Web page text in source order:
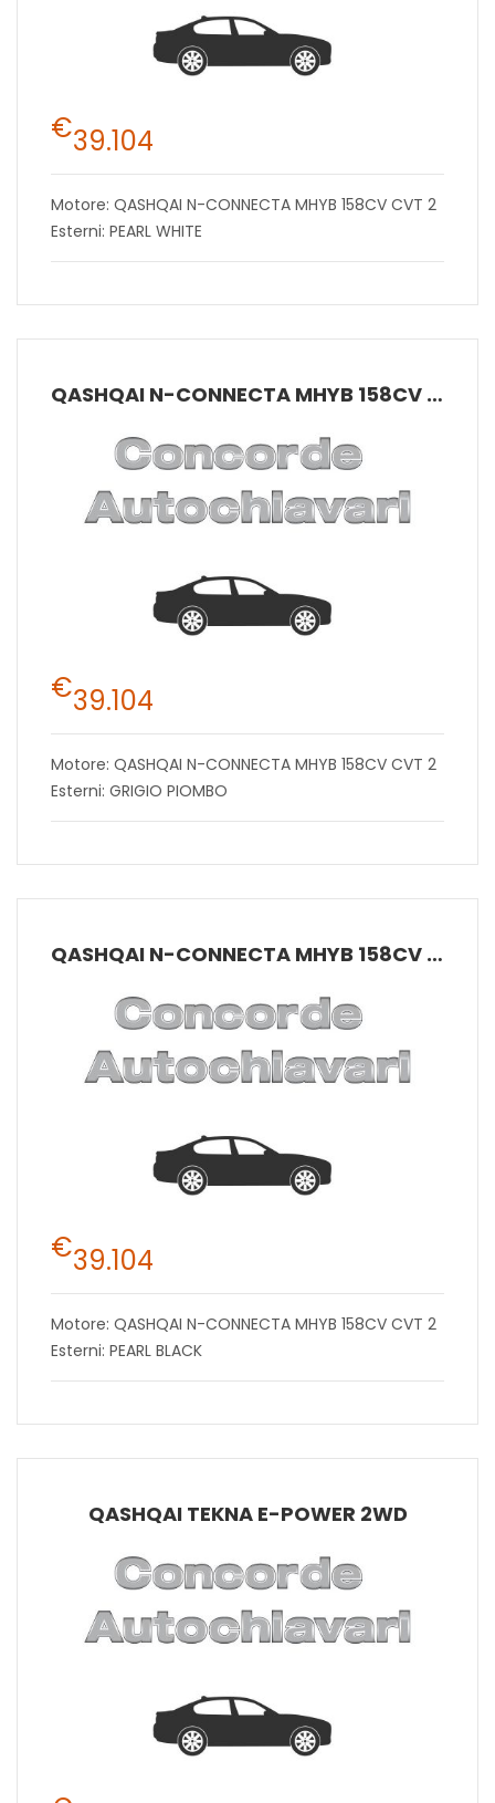
€39.104
Motore: QASHQAI N-CONNECTA MHYB 158CV CVT 2
Esterni: PEARL WHITE
QASHQAI N-CONNECTA MHYB 158CV CVT 2
€39.104
Motore: QASHQAI N-CONNECTA MHYB 158CV CVT 2
Esterni: GRIGIO PIOMBO
QASHQAI N-CONNECTA MHYB 158CV CVT 2
€39.104
Motore: QASHQAI N-CONNECTA MHYB 158CV CVT 2
Esterni: PEARL BLACK
QASHQAI TEKNA E-POWER 2WD